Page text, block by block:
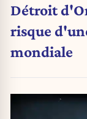
Détroit
risque
mondiale